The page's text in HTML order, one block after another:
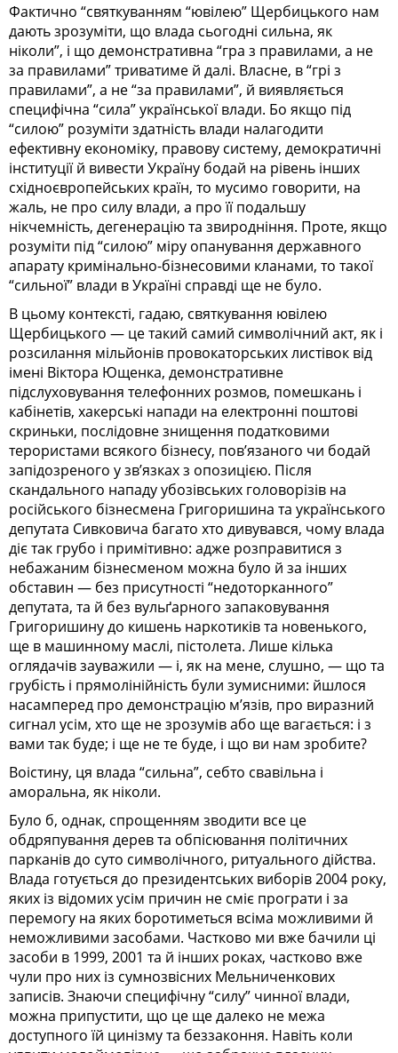
Фактично “святкуванням “ювілею” Щербицького нам
дають зрозуміти, що влада сьогодні сильна, як
ніколи”, і що демонстративна “гра з правилами, а не
за правилами” триватиме й далі. Власне, в “грі з
правилами”, а не “за правилами”, й виявляється
специфічна “сила” української влади. Бо якщо під
“силою” розуміти здатність влади налагодити
ефективну економіку, правову систему, демократичні
інституції й вивести Україну бодай на рівень інших
східноєвропейських країн, то мусимо говорити, на
жаль, не про силу влади, а про її подальшу
нікчемність, дегенерацію та звиродніння. Проте, якщо
розуміти під “силою” міру опанування державного
апарату кримінально-бізнесовими кланами, то такої
“сильної” влади в Україні справді ще не було.
В цьому контексті, гадаю, святкування ювілею
Щербицького — це такий самий символічний акт, як і
розсилання мільйонів провокаторських листівок від
імені Віктора Ющенка, демонстративне
підслуховування телефонних розмов, помешкань і
кабінетів, хакерські напади на електронні поштові
скриньки, послідовне знищення податковими
терористами всякого бізнесу, пов’язаного чи бодай
запідозреного у зв’язках з опозицією. Після
скандального нападу убозівських головорізів на
російського бізнесмена Григоришина та українського
депутата Сивковича багато хто дивувався, чому влада
діє так грубо і примітивно: адже розправитися з
небажаним бізнесменом можна було й за інших
обставин — без присутності “недоторканного”
депутата, та й без вульґарного запаковування
Григоришину до кишень наркотиків та новенького,
ще в машинному маслі, пістолета. Лише кілька
оглядачів зауважили — і, як на мене, слушно, — що та
грубість і прямолінійність були зумисними: йшлося
насамперед про демонстрацію м’язів, про виразний
сигнал усім, хто ще не зрозумів або ще вагається: і з
вами так буде; і ще не те буде, і що ви нам зробите?
Воістину, ця влада “сильна”, себто свавільна і
аморальна, як ніколи.
Було б, однак, спрощенням зводити все це
обдряпування дерев та обпісювання політичних
парканів до суто символічного, ритуального дійства.
Влада готується до президентських виборів 2004 року,
яких із відомих усім причин не сміє програти і за
перемогу на яких боротиметься всіма можливими й
неможливими засобами. Частково ми вже бачили ці
засоби в 1999, 2001 та й інших роках, частково вже
чули про них із сумнозвісних Мельниченкових
записів. Знаючи специфічну “силу” чинної влади,
можна припустити, що це ще далеко не межа
доступного їй цинізму та беззаконня. Навіть коли